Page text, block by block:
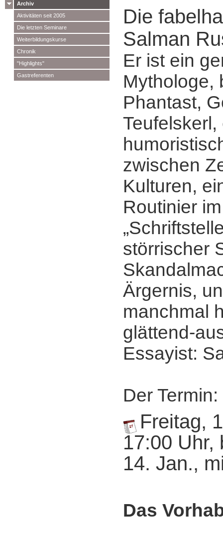
Archiv
Aktivitäten seit 2005
Die letzten Seminare
Weiterbildungskurse
Chronik
"Highlights"
Gastreferenten
Die
Salman
Er ist ein
Mythologe,
Phantast,
Teufelskerl,
zwischen
Kulturen,
Routinier
störrischer
Ärgernis,
manchmal
glättend-
Essayist:
Der Termin:
Freitag,
17:00 Uhr,
14. Jan.,
Das